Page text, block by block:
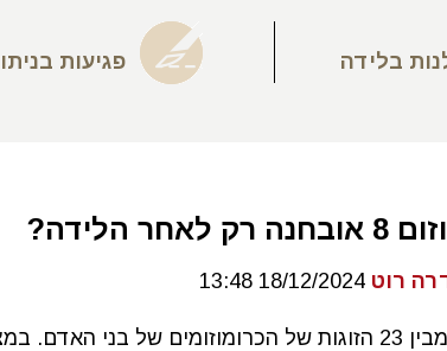
בלידה פגיעות
הלידה?
רוט 18/12/2024 13:48
כרומוזום 8 הוא אחד מבין 23 הזוגות של הכרומוזומים של בני